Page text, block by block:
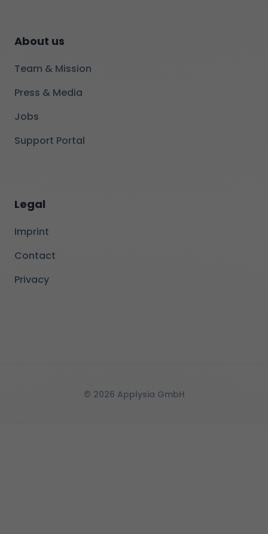
About us
Team & Mission
Press & Media
Jobs
Support Portal
Legal
Imprint
Contact
Privacy
© 2026 Applysia GmbH